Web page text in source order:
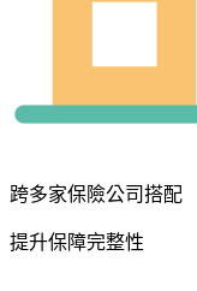
跨多家保險公司搭配
提升保障完整性